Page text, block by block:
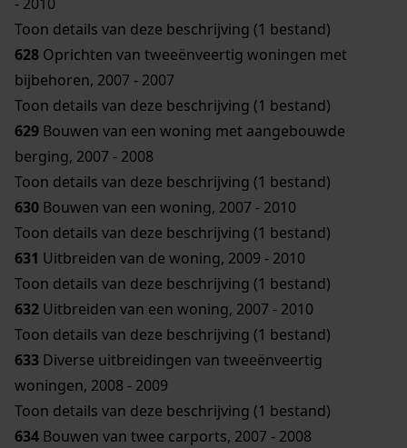
Toon details van deze beschrijving (1 bestand)
628 Oprichten van tweeënveertig woningen met
bijbehoren, 2007 - 2007
Toon details van deze beschrijving (1 bestand)
629 Bouwen van een woning met aangebouwde
berging, 2007 - 2008
Toon details van deze beschrijving (1 bestand)
630 Bouwen van een woning, 2007 - 2010
Toon details van deze beschrijving (1 bestand)
631 Uitbreiden van de woning, 2009 - 2010
Toon details van deze beschrijving (1 bestand)
632 Uitbreiden van een woning, 2007 - 2010
Toon details van deze beschrijving (1 bestand)
633 Diverse uitbreidingen van tweeënveertig
woningen, 2008 - 2009
Toon details van deze beschrijving (1 bestand)
634 Bouwen van twee carports, 2007 - 2008